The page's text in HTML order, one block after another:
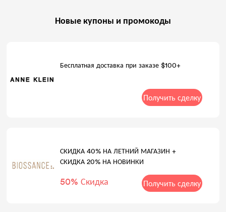
Новые купоны и промокоды
Бесплатная доставка при заказе $100+
Получить сделку
СКИДКА 40% НА ЛЕТНИЙ МАГАЗИН +
СКИДКА 20% НА НОВИНКИ
50% Скидка Получить сделку